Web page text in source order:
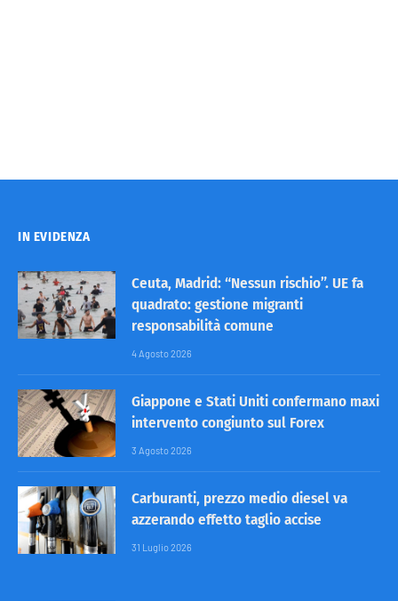
IN EVIDENZA
Ceuta, Madrid: “Nessun rischio”. UE fa
quadrato: gestione migranti
responsabilità comune
4 Agosto 2026
Giappone e Stati Uniti confermano maxi
intervento congiunto sul Forex
3 Agosto 2026
Carburanti, prezzo medio diesel va
azzerando effetto taglio accise
31 Luglio 2026